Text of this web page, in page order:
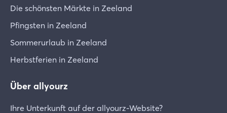
Die schönsten Märkte in Zeeland
Pfingsten in Zeeland
Sommerurlaub in Zeeland
Herbstferien in Zeeland
Über allyourz
Ihre Unterkunft auf der allyourz-Website?